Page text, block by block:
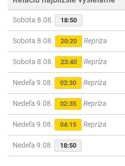
Sobota 8.08. 18:50
Sobota 8.08. 20:20 Repríza
Sobota 8.08. 23:40 Repríza
Nedeľa 9.08. 02:30 Repríza
Nedeľa 9.08. 02:35 Repríza
Nedeľa 9.08. 04:15 Repríza
Nedeľa 9.08. 18:50